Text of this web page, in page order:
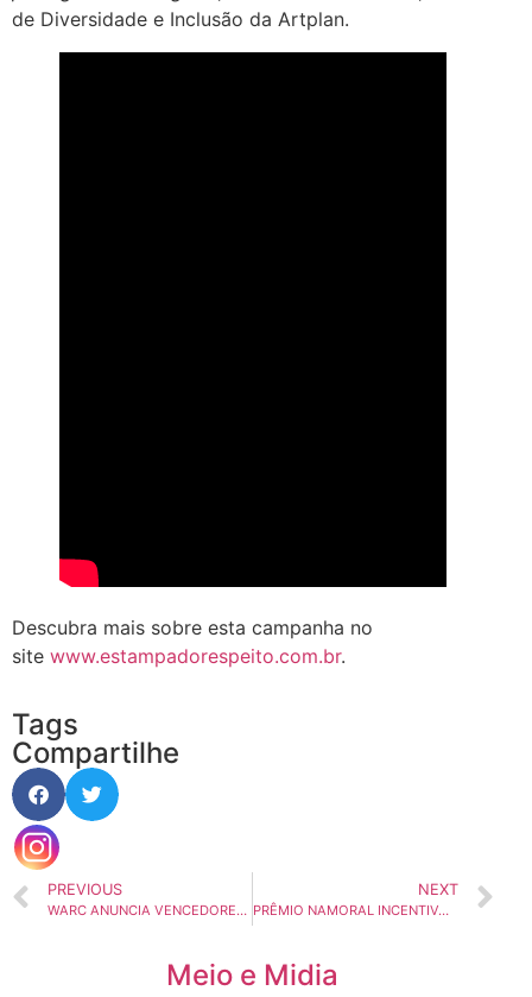
de Diversidade e Inclusão da Artplan.
Descubra mais sobre esta campanha no
site www.estampadorespeito.com.br.
Tags
Compartilhe
PREVIOUS
WARC ANUNCIA VENCEDORES DOS GRANDS PRIX REGIONAIS 2024
NEXT
PRÊMIO NAMORAL INCENTIVA JOVENS A CRIAR PEÇAS CONTRA A CORRUPÇÃO
Meio e Midia